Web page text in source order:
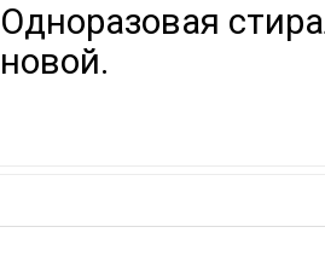
Одноразовая
новой.